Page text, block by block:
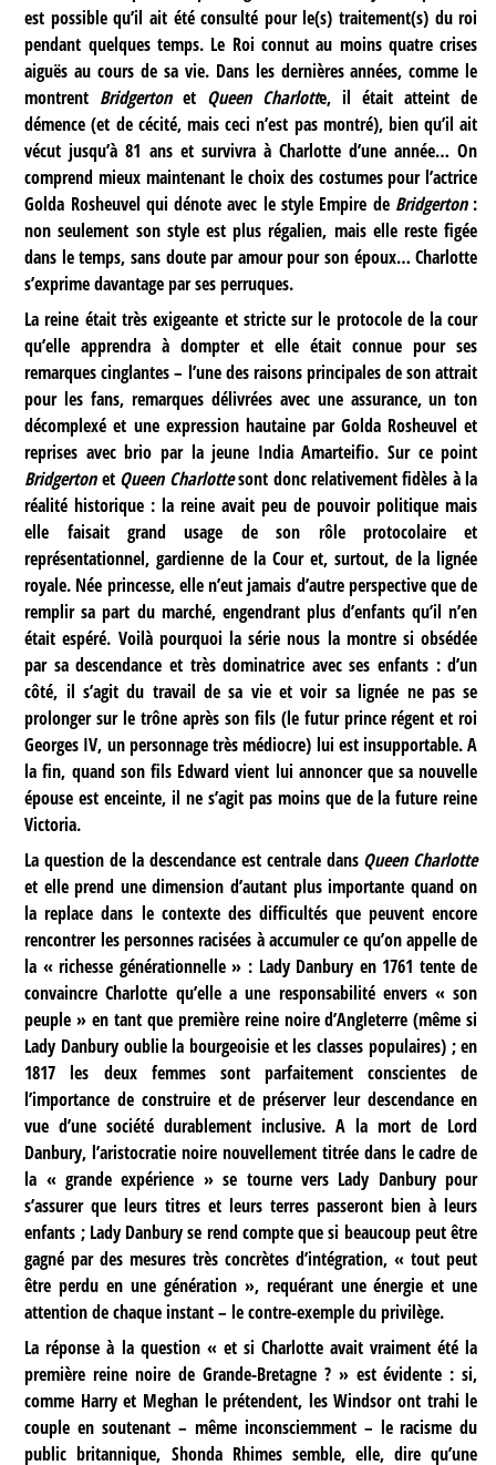
est possible qu’il ait été consulté pour le(s) traitement(s) du roi
pendant quelques temps. Le Roi connut au moins quatre crises
aiguës au cours de sa vie. Dans les dernières années, comme le
montrent Bridgertonet Queen Charlotte, il était atteint de
démence (et de cécité, mais ceci n’est pas montré), bien qu’il ait
vécut jusqu’à 81 ans et survivra à Charlotte d’une année… On
comprend mieux maintenant le choix des costumes pour l’actrice
Golda Rosheuvel qui dénote avec le style Empire de Bridgerton:
non seulement son style est plus régalien, mais elle reste figée
dans le temps, sans doute par amour pour son époux… Charlotte
s’exprime davantage par ses perruques.
La reine était très exigeante et stricte sur le protocole de la cour
qu’elle apprendra à dompter et elle était connue pour ses
remarques cinglantes – l’une des raisons principales de son attrait
pour les fans, remarques délivrées avec une assurance, un ton
décomplexé et une expression hautaine par Golda Rosheuvel et
reprises avec brio par la jeune India Amarteifio. Sur ce point
Bridgertonet Queen Charlottesont donc relativement fidèles à la
réalité historique : la reine avait peu de pouvoir politique mais
elle faisait grand usage de son rôle protocolaire et
représentationnel, gardienne de la Cour et, surtout, de la lignée
royale. Née princesse, elle n’eut jamais d’autre perspective que de
remplir sa part du marché, engendrant plus d’enfants qu’il n’en
était espéré. Voilà pourquoi la série nous la montre si obsédée
par sa descendance et très dominatrice avec ses enfants : d’un
côté, il s’agit du travail de sa vie et voir sa lignée ne pas se
prolonger sur le trône après son fils (le futur prince régent et roi
Georges IV, un personnage très médiocre) lui est insupportable. A
la fin, quand son fils Edward vient lui annoncer que sa nouvelle
épouse est enceinte, il ne s’agit pas moins que de la future reine
Victoria.
La question de la descendance est centrale dans Queen Charlotte
et elle prend une dimension d’autant plus importante quand on
la replace dans le contexte des difficultés que peuvent encore
rencontrer les personnes racisées à accumuler ce qu’on appelle de
la « richesse générationnelle » : Lady Danbury en 1761 tente de
convaincre Charlotte qu’elle a une responsabilité envers « son
peuple » en tant que première reine noire d’Angleterre (même si
Lady Danbury oublie la bourgeoisie et les classes populaires) ; en
1817 les deux femmes sont parfaitement conscientes de
l’importance de construire et de préserver leur descendance en
vue d’une société durablement inclusive. A la mort de Lord
Danbury, l’aristocratie noire nouvellement titrée dans le cadre de
la « grande expérience » se tourne vers Lady Danbury pour
s’assurer que leurs titres et leurs terres passeront bien à leurs
enfants ; Lady Danbury se rend compte que si beaucoup peut être
gagné par des mesures très concrètes d’intégration, « tout peut
être perdu en une génération », requérant une énergie et une
attention de chaque instant – le contre-exemple du privilège.
La réponse à la question « et si Charlotte avait vraiment été la
première reine noire de Grande-Bretagne ? » est évidente : si,
comme Harry et Meghan le prétendent, les Windsor ont trahi le
couple en soutenant – même inconsciemment – le racisme du
public britannique, Shonda Rhimes semble, elle, dire qu’une